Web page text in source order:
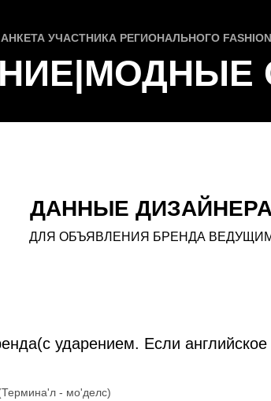
АНКЕТА УЧАСТНИКА РЕГИОНАЛЬНОГО
ДАННЫЕ ДИЗАЙНЕРА
ДЛЯ ОБЪЯВЛЕНИЯ БРЕНДА
ударением. Если английское
- мо'делс)